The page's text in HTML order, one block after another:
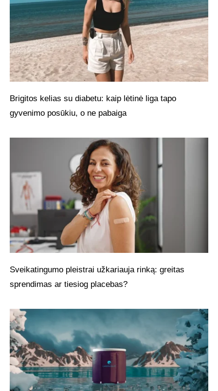
Brigitos kelias su diabetu: kaip lėtinė liga tapo
gyvenimo posūkiu, o ne pabaiga
Sveikatingumo pleistrai užkariauja rinką: greitas
sprendimas ar tiesiog placebas?